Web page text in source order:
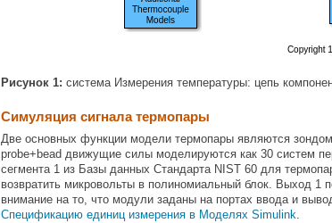
Рисунок 1: система Измерения температуры: цепь
Симуляция сигнала термопары
Две основных функции модели термопары являются
probe+bead движущие силы моделируются как 30 систем
сегмента 1 из Базы данных Стандарта NIST 60 для
возвратить микровольты в полиномиальный блок. Выход
внимание на то, что модули заданы на портах ввода и
Спецификацию единиц измерения в Моделях Simulink.